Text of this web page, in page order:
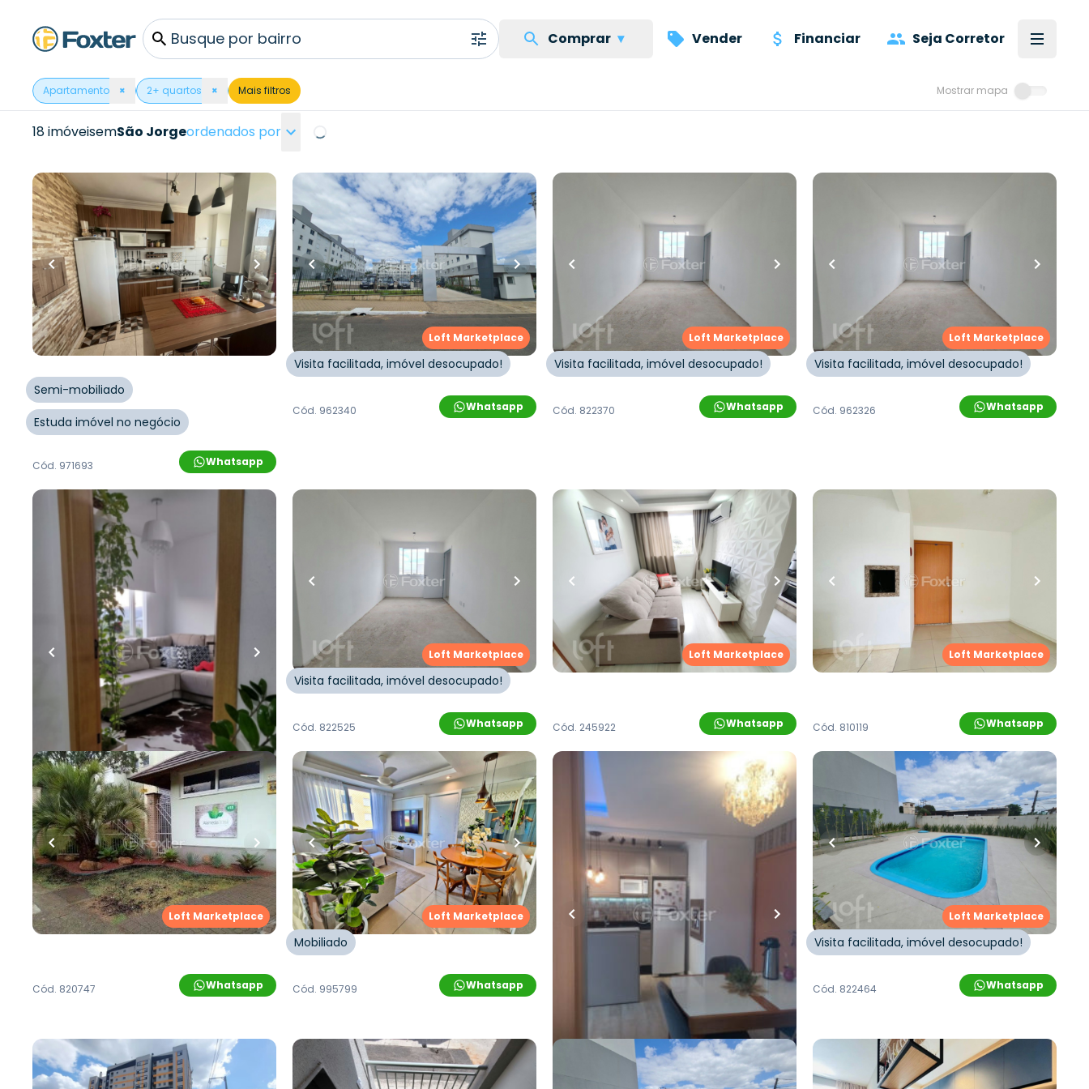
Busque por bairro Comprar ▾ Vender Financiar Seja Corretor
Apartamento × 2+ quartos × Mais filtros Mostrar mapa
18 imóveisemSão Jorgeordenados por
R$279.000,00
R$250.000,00
10% OFF
48m²• quartos•1banheiro
vaga
Apartamento • Spazio Porto Das
Palmeiras
Rua Sobradinho,São Jorge,Novo
Hamburgo
Semi-mobiliado
Estuda imóvel no negócio
Whatsapp
Cód. 971693
Loft Marketplace
R$ 230.000,00
48m²•2 quartos•1banheiro•1vaga
Apartamento • Residencial Monte
Rei
Rua João Amando Schilling,São Jorge,
Novo Hamburgo
Visita facilitada, imóvel desocupado!
Whatsapp
Cód. 962340
Loft Marketplace
quartos•1banheiro
Apartamento • Residencial Monte
Rei
Rua João Amando Schilling,São Jorge
Novo Hamburgo
Visita facilitada, imóvel desocupado!
Whatsapp
Cód. 822370
Loft Marketplace
quartos•1banheiro
Apartamento • Residencial Monte
Rei
Rua João Amando Schilling,São Jorge
Novo Hamburgo
Visita facilitada, imóvel desocupado!
Whatsapp
Cód. 962326
Loft Marketplace
234.000,00
m² quartos • 1banheiro
Apartamento • Empreendimento
Jaboti, 655 - Novo Hamburgo/RS
Rua Jaboti,São Jorge
Hamburgo
Whatsapp
Loft Marketplace
quartos•1banheiro
Apartamento • Residencial Monte
Rei
Rua João Amando Schilling,São Jorge
Novo Hamburgo
Visita facilitada, imóvel desocupado!
Whatsapp
Cód. 822525
Loft Marketplace
350.000,00
•2quartos • 1banheiro • 1vaga
Apartamento • Spazio Porto Das
Palmeiras
Rua Sobradinho,São Jorge,Novo
Hamburgo
Whatsapp
Cód. 245922
Loft Marketplace
213.000,00
quartos•1banheiro
Apartamento • Spazio Porto Das
Palmeiras
, São Jorge,Novo
Whatsapp
Cód. 810119
Loft Marketplace
R$243.900,00
62m²•2quartos•1banheiro•1vaga
Apartamento • Empreendimento
Jaboti, 655 - Novo Hamburgo/RS
Rua Jaboti,São Jorge,Novo
Hamburgo
Whatsapp
Cód. 820747
Loft Marketplace
R$240.000,00
51m²•2quartos•1banheiro•1vaga
Apartamento • Empreendimento
Jaboti, 485 - Novo Hamburgo/RS
Rua Jaboti,São Jorge,Novo
Hamburgo
Mobiliado
Whatsapp
Cód. 995799
Loft Marketplace
342.000,00
296.800,00
% OFF
m²•2quartos banheiro 1vaga
Apartamento • Spazio Porto Das
Palmeiras
Rua Sobradinho,São Jorge
Hamburgo
Whatsapp
Loft Marketplace
230.000,00
48m²•2quartos•1banheiro•1vaga
Apartamento • Residencial Monte
Rei
Rua João Amando Schilling, São Jorge
Novo Hamburgo
Visita facilitada, imóvel desocupado!
Whatsapp
Cód. 822464
R$299.000,00 R$279.000,00 245.000,00 R$ 269.000,00
R$249.800,00